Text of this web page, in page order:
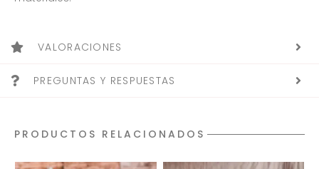
VALORACIONES
PREGUNTAS Y RESPUESTAS
PRODUCTOS RELACIONADOS